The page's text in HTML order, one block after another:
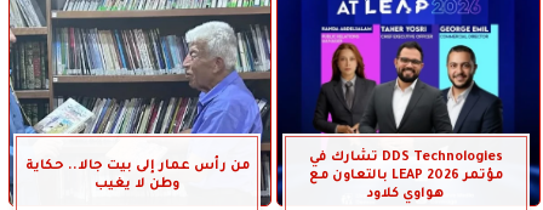
DDS Technologies تشارك في
مؤتمر LEAP 2026 بالتعاون مع
هواوي كلاود
من رأس عمار إلى بيت جالا.. حكاية
وطن لا يغيب